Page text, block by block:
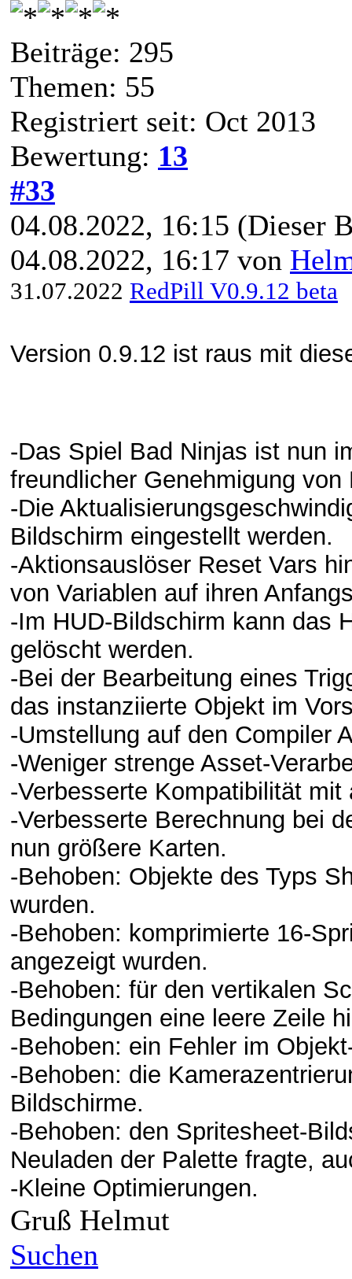
Beiträge: 295
Themen: 55
Registriert seit: Oct 2013
Bewertung: 13
#33
04.08.2022, 16:15 (Dieser
04.08.2022, 16:17 von
31.07.2022 RedPill V0.9.12 beta
Version 0.9.12 ist raus mit
-Das Spiel Bad Ninjas ist nun
freundlicher Genehmigung
-Die
Bildschirm eingestellt werden.
-Aktionsauslöser Reset Vars
von Variablen auf ihren
-Im HUD-Bildschirm kann das
gelöscht werden.
-Bei der Bearbeitung eines
das instanziierte Objekt im
-Umstellung auf den Compiler
-Weniger strenge Asset-
-Verbesserte Kompatibilität
-Verbesserte Berechnung bei
nun größere Karten.
-Behoben: Objekte des Typs
wurden.
-Behoben: komprimierte 16-
angezeigt wurden.
-Behoben: für den vertikalen
Bedingungen eine leere Zeile
-Behoben: ein Fehler im
-Behoben: die
Bildschirme.
-Behoben: den Spritesheet-
Neuladen der Palette fragte,
-Kleine Optimierungen.
Gruß Helmut
Suchen